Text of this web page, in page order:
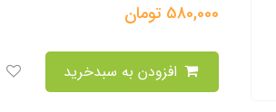
580,000 تومان